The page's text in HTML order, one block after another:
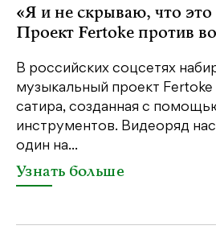
«Я и не скрываю, что это
Проект Fertoke против
В российских соцсетях
музыкальный проект Fertoke
сатира, созданная с
инструментов. Видеоряд
один на...
Узнать больше